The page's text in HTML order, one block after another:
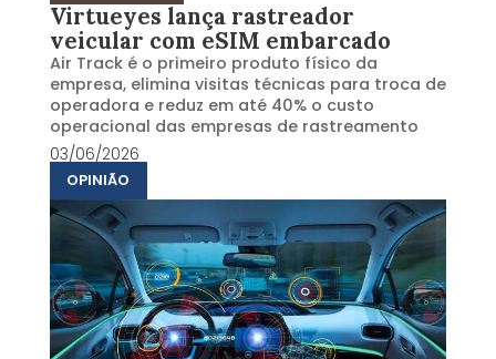
Virtueyes lança rastreador
veicular com eSIM embarcado
Air Track é o primeiro produto físico da
empresa, elimina visitas técnicas para troca de
operadora e reduz em até 40% o custo
operacional das empresas de rastreamento
03/06/2026
OPINIÃO